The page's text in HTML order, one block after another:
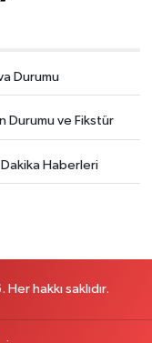
Durumu
Durumu ve Fikstür
Haberleri
hakkı saklıdır.